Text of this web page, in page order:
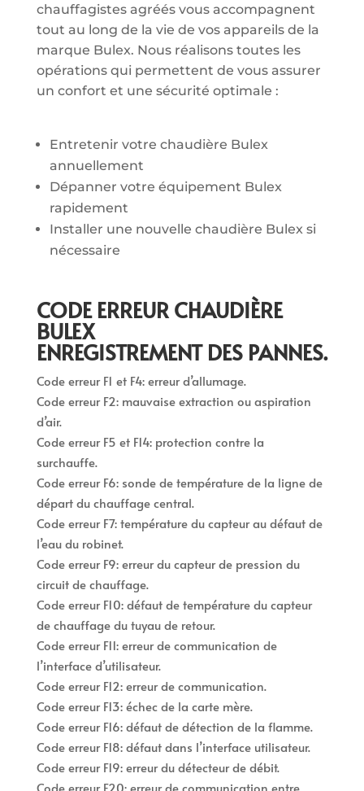
chauffagistes agréés vous accompagnent
tout au long de la vie de vos appareils de la
marque Bulex. Nous réalisons toutes les
opérations qui permettent de vous assurer
un confort et une sécurité optimale :
Entretenir votre chaudière Bulex
annuellement
Dépanner votre équipement Bulex
rapidement
Installer une nouvelle chaudière Bulex si
nécessaire
CODE ERREUR CHAUDIÈRE
BULEX
ENREGISTREMENT DES PANNES.
Code erreur F1 et F4: erreur d’allumage.
Code erreur F2: mauvaise extraction ou aspiration
d’air.
Code erreur F5 et F14: protection contre la
surchauffe.
Code erreur F6: sonde de température de la ligne de
départ du chauffage central.
Code erreur F7: température du capteur au défaut de
l’eau du robinet.
Code erreur F9: erreur du capteur de pression du
circuit de chauffage.
Code erreur F10: défaut de température du capteur
de chauffage du tuyau de retour.
Code erreur F11: erreur de communication de
l’interface d’utilisateur.
Code erreur F12: erreur de communication.
Code erreur F13: échec de la carte mère.
Code erreur F16: défaut de détection de la flamme.
Code erreur F18: défaut dans l’interface utilisateur.
Code erreur F19: erreur du détecteur de débit.
Code erreur F20: erreur de communication entre